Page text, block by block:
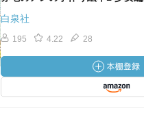
白泉社
195 4.22 28